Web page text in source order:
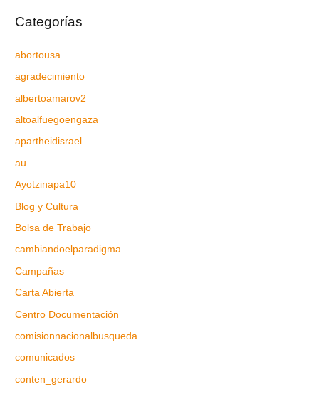
Categorías
abortousa
agradecimiento
albertoamarov2
altoalfuegoengaza
apartheidisrael
au
Ayotzinapa10
Blog y Cultura
Bolsa de Trabajo
cambiandoelparadigma
Campañas
Carta Abierta
Centro Documentación
comisionnacionalbusqueda
comunicados
conten_gerardo